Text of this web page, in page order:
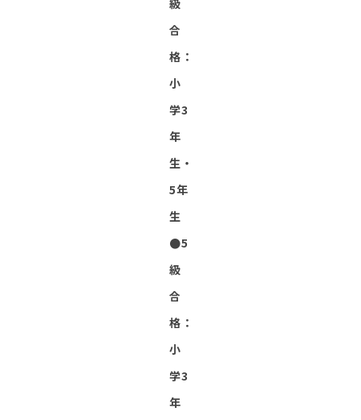
級
合
格：
小
学3
年
生・
5年
生
●5
級
合
格：
小
学3
年